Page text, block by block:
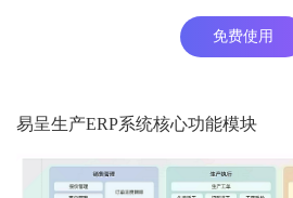
免费使用
易呈生产ERP系统核心功能模块